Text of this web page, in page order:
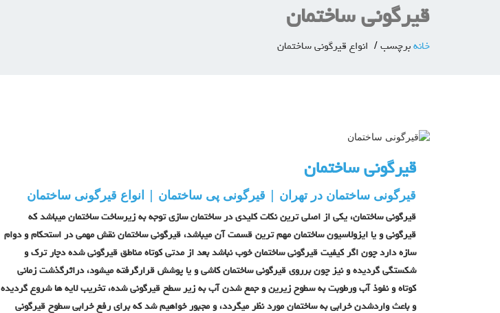
قیرگونی ساختمان
خانه برچسب انواع قیرگونی ساختمان
قیرگونی ساختمان
قیرگونی ساختمان در تهران | قیرگونی پی ساختمان | انواع قیرگونی ساختمان
قیرگونی ساختمان، یکی از اصلی ترین نکات کلیدی در ساختمان سازی توجه به زیرساخت ساختمان میباشد که
قیرگونی و یا ایزولاسیون ساختمان مهم ترین قسمت آن میباشد، قیرگونی ساختمان نقش مهمی در استحکام و دوام
سازه دارد چون اگر کیفیت قیرگونی ساختمان خوب نباشد بعد از مدتی کوتاه مناطق قیرگونی شده دچار ترک و
شکستگی گردیده و نیز چون برروی قیرگونی ساختمان کاشی و یا پوشش قرارگرفته میشود، دراثرگذشت زمانی
کوتاه و نفوذ آب ورطوبت به سطوح زیرین و جمع شدن آب به زیر سطح قیرگونی شده، تخریب لایه ها شروع گردیده
و باعث واردشدن خرابی به ساختمان مورد نظر میگردد، و مجبور خواهیم شد که برای رفع خرابی سطوح قیرگونی